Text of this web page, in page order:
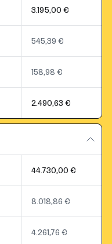
3.195,00 €
545,39 €
158,98 €
2.490,63 €
44.730,00 €
8.018,86 €
4.261,76 €